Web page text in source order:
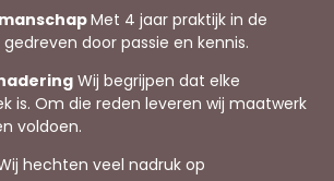
Met 4 jaar praktijk in de
door passie en kennis.
Wij begrijpen dat elke
is. Om die reden leveren wij maatwerk
voldoen.
hechten veel nadruk op